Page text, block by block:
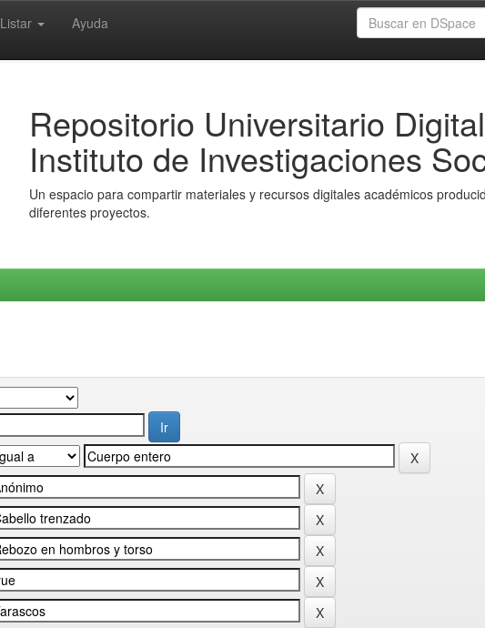
Listar Ayuda
Repositorio Universitario Digital
Instituto de Investigaciones
Un espacio para compartir materiales y recursos digitales académicos
diferentes proyectos.